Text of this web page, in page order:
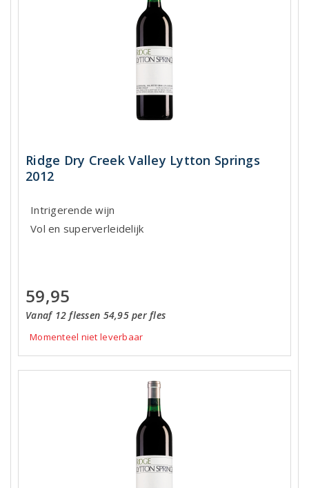
Ridge Dry Creek Valley Lytton Springs
2012
Intrigerende wijn
Vol en superverleidelijk
59,95
Vanaf 12 flessen 54,95 per fles
Momenteel niet leverbaar